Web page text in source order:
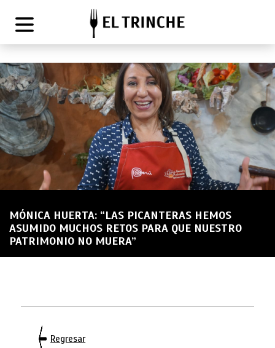
MÓNICA HUERTA: “LAS PICANTERAS HEMOS
ASUMIDO MUCHOS RETOS PARA QUE NUESTRO
PATRIMONIO NO MUERA”
Regresar